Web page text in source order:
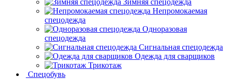
Непромокаемая
спецодежда
Одноразовая
спецодежда
Сигнальная спецодежда
Одежда для сварщиков
Трикотаж
Спецобувь